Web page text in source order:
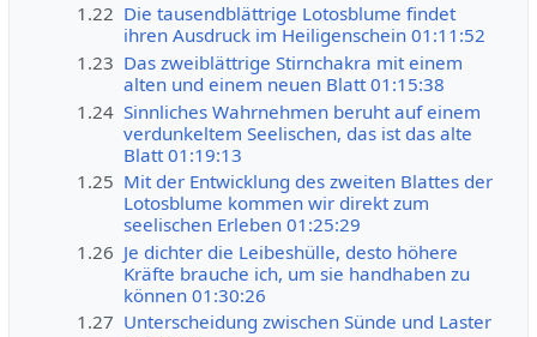
1.22 Die tausendblättrige Lotosblume findet
ihren Ausdruck im Heiligenschein 01:11:52
1.23 Das zweiblättrige Stirnchakra mit einem
alten und einem neuen Blatt 01:15:38
1.24 Sinnliches Wahrnehmen beruht auf einem
verdunkeltem Seelischen, das ist das alte
Blatt 01:19:13
1.25 Mit der Entwicklung des zweiten Blattes der
Lotosblume kommen wir direkt zum
seelischen Erleben 01:25:29
1.26 Je dichter die Leibeshülle, desto höhere
Kräfte brauche ich, um sie handhaben zu
können 01:30:26
1.27 Unterscheidung zwischen Sünde und Laster